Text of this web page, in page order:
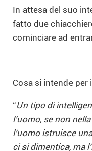
In attesa del suo
fatto due
cominciare ad
Cosa si intende per
“Un tipo di
l’uomo, se non
l’uomo istruisce
ci si dimentica, ma